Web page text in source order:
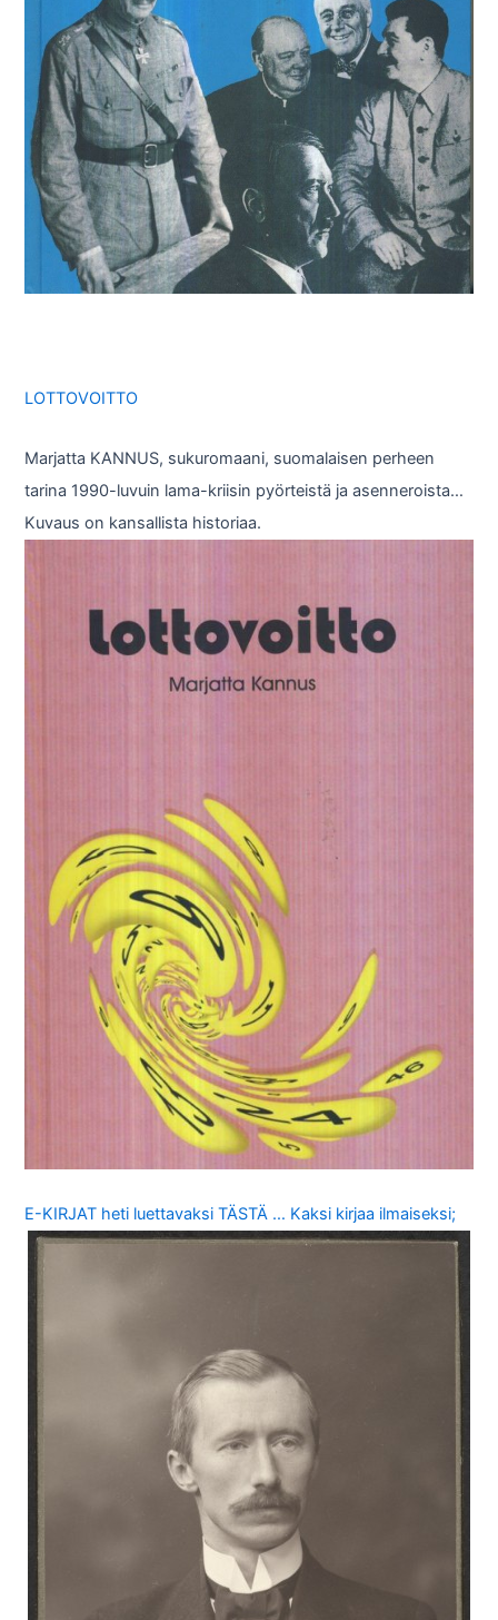
LOTTOVOITTO
Marjatta KANNUS, sukuromaani, suomalaisen perheen
tarina 1990-luvuin lama-kriisin pyörteistä ja asenneroista…
Kuvaus on kansallista historiaa.
E-KIRJAT heti luettavaksi TÄSTÄ … Kaksi kirjaa ilmaiseksi;